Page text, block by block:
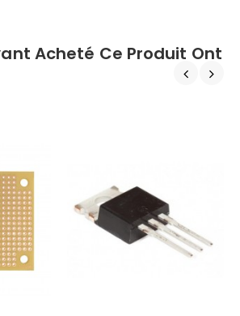
Acheté Ce Produit Ont